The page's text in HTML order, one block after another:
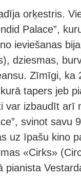
orķestris.
Palace”,
ieviešanas
dziesmas,
Zīmīgi, ka
tapers jeb
var izbaudīt arī
svinot savu
uz īpašu kino
«Cirks»
pianista